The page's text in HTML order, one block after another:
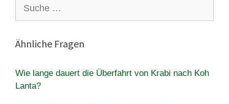
nach:
Ähnliche Fragen
Wie lange dauert die Überfahrt von Krabi nach Koh
Lanta?